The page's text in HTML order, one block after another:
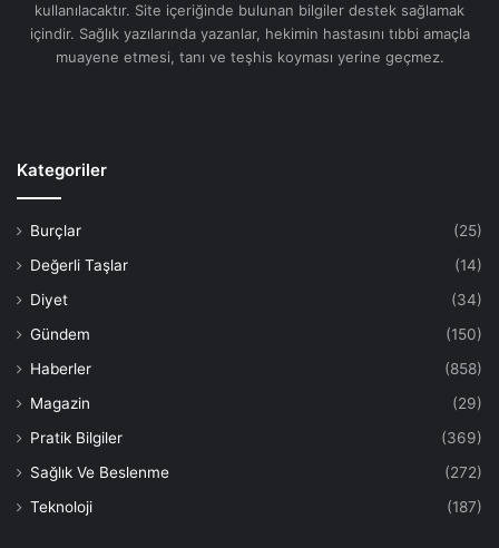
kullanılacaktır. Site içeriğinde bulunan bilgiler destek sağlamak
içindir. Sağlık yazılarında yazanlar, hekimin hastasını tıbbi amaçla
muayene etmesi, tanı ve teşhis koyması yerine geçmez.
Kategoriler
Burçlar
(25)
Değerli Taşlar
(14)
Diyet
(34)
Gündem
(150)
Haberler
(858)
Magazin
(29)
Pratik Bilgiler
(369)
Sağlık Ve Beslenme
(272)
Teknoloji
(187)